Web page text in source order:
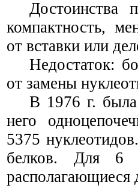
Достоинства
компактность,
от вставки или
Недостаток:
от замены
В 1976 г.
него
5375
белков. Для 6
располагающиеся